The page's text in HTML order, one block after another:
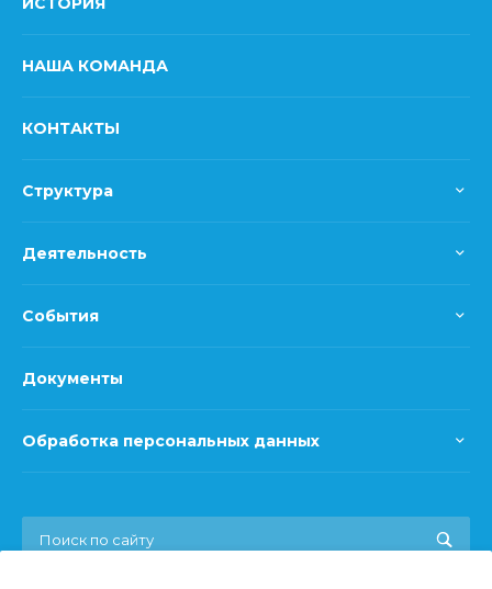
НАША КОМАНДА
КОНТАКТЫ
Структура
Деятельность
События
Документы
Обработка персональных данных